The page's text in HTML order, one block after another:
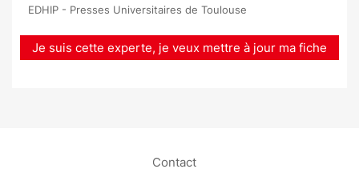
EDHIP - Presses Universitaires de Toulouse
Je suis cette experte, je veux mettre à jour ma fiche
Contact